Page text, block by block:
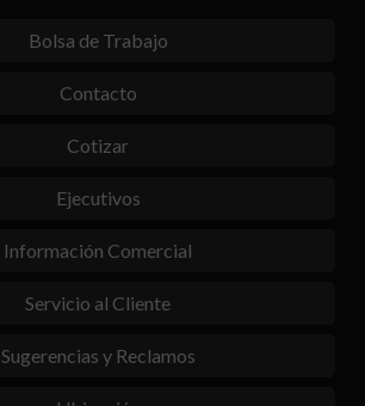
Bolsa de Trabajo
Contacto
Cotizar
Ejecutivos
Información Comercial
Servicio al Cliente
Sugerencias y Reclamos